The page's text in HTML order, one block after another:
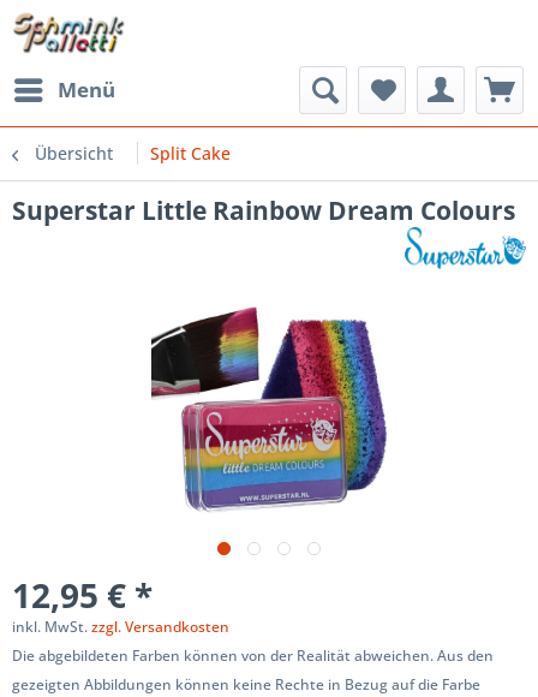
Menü
Übersicht Split Cake
Superstar Little Rainbow Dream Colours
12,95 € *
inkl. MwSt.zzgl. Versandkosten
Die abgebildeten Farben können von der Realität abweichen. Aus den
gezeigten Abbildungen können keine Rechte in Bezug auf die Farbe